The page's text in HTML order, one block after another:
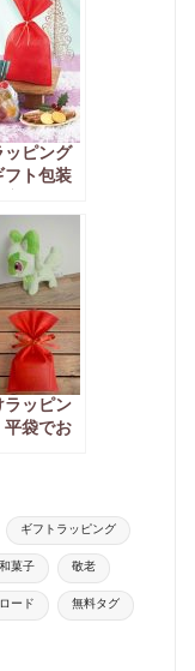
ッピング
フト包装
ラッピン
平袋でお
ギフトラッピング
和菓子 敬老
ード 無料タグ